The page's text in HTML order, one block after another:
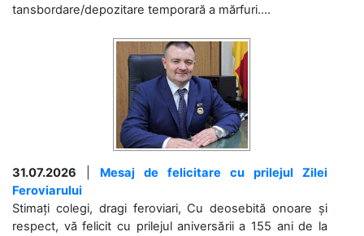
tansbordare/depozitare temporară a mărfuri....
31.07.2026
Mesaj de felicitare cu prilejul Zilei
Feroviarului
Stimați colegi, dragi feroviari, Cu deosebită onoare și
respect, vă felicit cu prilejul aniversării a 155 ani de la